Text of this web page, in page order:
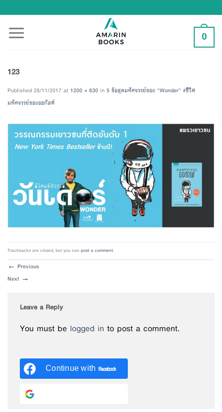
to
content
0
123
Published 28/11/2017 at 1200 × 630 in 5 ข้อสุดมหัศจรรย์ของ “Wonder” #ชีวิต
มหัศจรรย์ของออกัสต์
Trackbacks are closed, but you canpost a comment.
← Previous
Next →
Leave a Reply
You must be logged in to post a comment.
Continue with Facebook